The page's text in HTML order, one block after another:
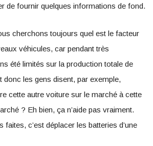
de fournir quelques informations de fond.
cherchons toujours quel est le facteur
véhicules, car pendant très
été limités sur la production totale de
donc les gens disent, par exemple,
cette autre voiture sur le marché à cette
? Eh bien, ça n’aide pas vraiment.
faites, c’est déplacer les batteries d’une